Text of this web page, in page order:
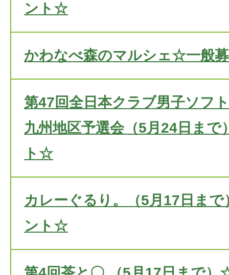
ント☆
かわなべ森のマルシェ☆一般
第47回全日本クラブ男子ソフ
九州地区予選会（5月24日ま
ト☆
カレーぐるり。（5月17日ま
ント☆